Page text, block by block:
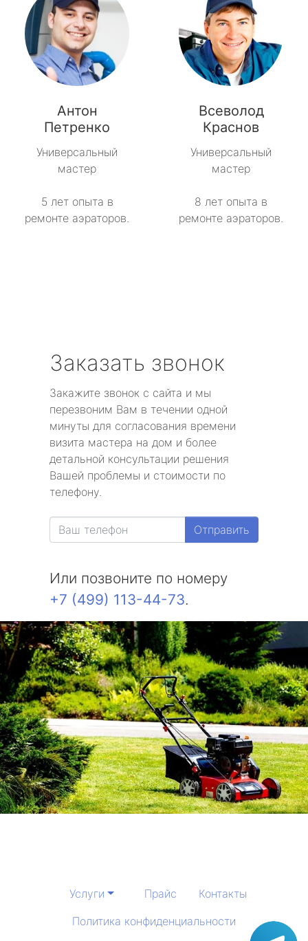
Антон
Петренко
Универсальный
мастер
5 лет опыта в
ремонте аэраторов.
Всеволод
Краснов
Универсальный
мастер
8 лет опыта в
ремонте аэраторов.
Заказать звонок
Закажите звонок с сайта и мы
перезвоним Вам в течении одной
минуты для согласования времени
визита мастера на дом и более
детальной консультации решения
Вашей проблемы и стоимости по
телефону.
Отправить
Или позвоните по номеру
+7 (499) 113-44-73.
Услуги Прайс
Контакты
Политика конфиденциальности